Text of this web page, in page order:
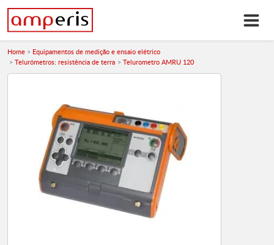
Home
Equipamentos de medição e ensaio elétrico
Telurómetros: resistência de terra
Telurometro AMRU 120